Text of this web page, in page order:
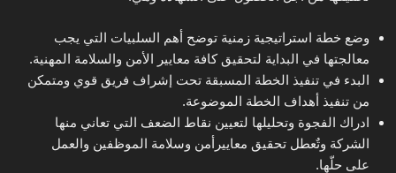
وضع خطة استراتيجية زمنية توضح أهم السلبيات التي يجب
معالجتها في البداية لتحقيق كافة معايير الأمن والسلامة المهنية.
البدء في تنفيذ الخطة المسبقة تحت إشراف فريق قوي ومتمكن
من تنفيذ أهداف الخطة الموضوعة.
ادراك الفجوة وتحليلها لتعيين نقاط الضعف التي تعاني منها
الشركة وتٌعطل تحقيق معاييرأمن وسلامة الموظفين والعمل
على حلّها.